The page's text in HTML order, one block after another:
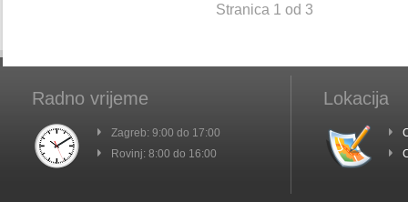
Stranica 1 od 3
Radno vrijeme
Zagreb: 9:00 do 17:00
Rovinj: 8:00 do 16:00
Lokacija